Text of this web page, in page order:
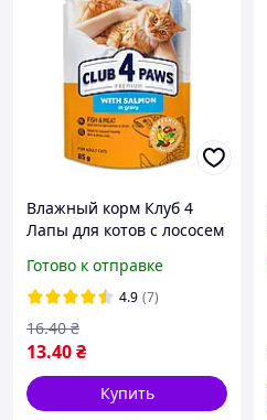
Влажный корм Клуб 4
Лапы для котов с лососем
Готово к отправке
4.9 (7)
13.40₴
16.40 ₴
Купить